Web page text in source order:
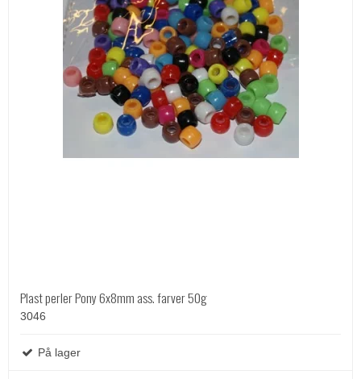
Plast perler Pony 6x8mm ass. farver 50g
3046
På lager